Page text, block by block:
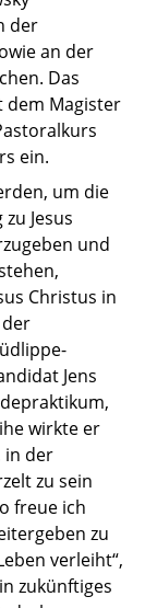
der
an der
Das
dem Magister
ein.
um die
Jesus
und
Christus in
Jens
wirkte er
in der
zu sein
freue ich
zu
verleiht“,
zukünftiges